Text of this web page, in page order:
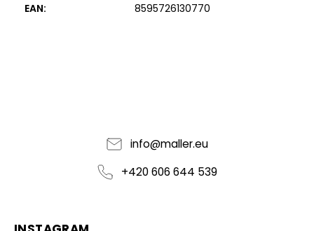
EAN: 8595726130770
info@maller.eu
+420 606 644 539